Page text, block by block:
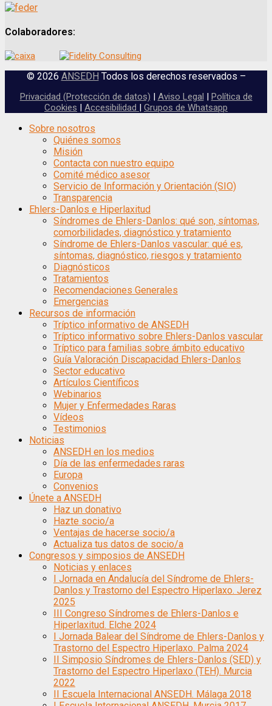
Colaboradores:
© 2026 ANSEDH Todos los derechos reservados –
Privacidad (Protección de datos) Aviso Legal
Política de
Cookies
Accesibilidad Grupos de Whatsapp
Scroll Sobre nosotros
Quiénes somos
Misión
Contacta con nuestro equipo
Comité médico asesor
Servicio de Información y Orientación (SIO)
Transparencia
Ehlers-Danlos e Hiperlaxitud
Síndromes de Ehlers-Danlos: qué son, síntomas,
comorbilidades, diagnóstico y tratamiento
Síndrome de Ehlers-Danlos vascular: qué es,
síntomas, diagnóstico, riesgos y tratamiento
Diagnósticos
Tratamientos
Recomendaciones Generales
Emergencias
Recursos de información
Tríptico informativo de ANSEDH
Tríptico informativo sobre Ehlers-Danlos vascular
Tríptico para familias sobre ámbito educativo
Guía Valoración Discapacidad Ehlers-Danlos
Sector educativo
Artículos Científicos
Webinarios
Mujer y Enfermedades Raras
Vídeos
Testimonios
Noticias
ANSEDH en los medios
Día de las enfermedades raras
Europa
Convenios
Únete a ANSEDH
Haz un donativo
Hazte socio/a
Ventajas de hacerse socio/a
Actualiza tus datos de socio/a
Congresos y simposios de ANSEDH
Noticias y enlaces
I Jornada en Andalucía del Síndrome de Ehlers-
Danlos y Trastorno del Espectro Hiperlaxo. Jerez
2025
III Congreso Síndromes de Ehlers-Danlos e
Hiperlaxitud. Elche 2024
I Jornada Balear del Síndrome de Ehlers-Danlos y
Trastorno del Espectro Hiperlaxo. Palma 2024
II Simposio Síndromes de Ehlers-Danlos (SED) y
Trastorno del Espectro Hiperlaxo (TEH). Murcia
2022
II Escuela Internacional ANSEDH. Málaga 2018